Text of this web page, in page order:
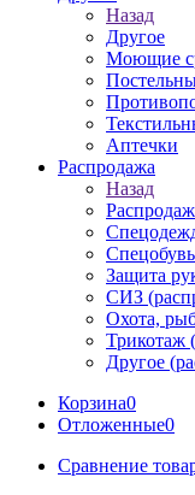
Назад
Другое
Моющие
Аптечки
Распродажа
Назад
Защита
СИЗ
Охота,
Трикотаж
Другое
Корзина0
Отложенные0
Сравнение